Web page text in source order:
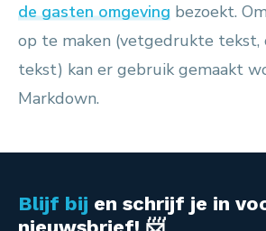
de gasten omgeving bezoekt.
op te maken (vetgedrukte
tekst) kan er gebruik gemaakt
Markdown.
Blijf bij en schrijf je in